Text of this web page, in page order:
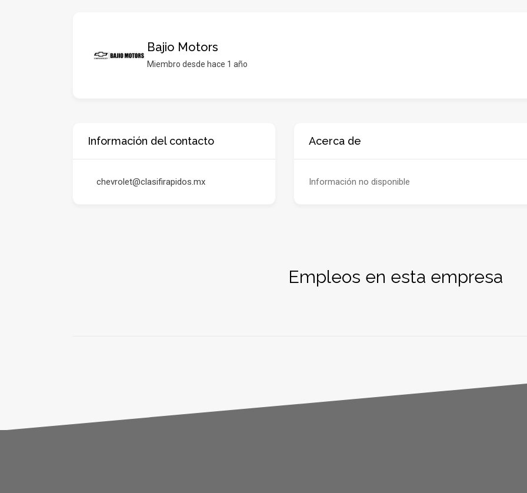
Bajio Motors
Miembro desde hace 1 año
Información del contacto
chevrolet@clasifirapidos.mx
Acerca de
Información no disponible
Empleos en esta empresa